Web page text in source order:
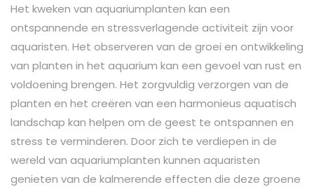
Het kweken van aquariumplanten kan een
ontspannende en stressverlagende activiteit zijn voor
aquaristen. Het observeren van de groei en ontwikkeling
van planten in het aquarium kan een gevoel van rust en
voldoening brengen. Het zorgvuldig verzorgen van de
planten en het creëren van een harmonieus aquatisch
landschap kan helpen om de geest te ontspannen en
stress te verminderen. Door zich te verdiepen in de
wereld van aquariumplanten kunnen aquaristen
genieten van de kalmerende effecten die deze groene